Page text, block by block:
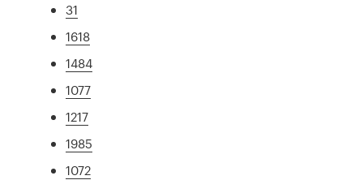
31
1618
1484
1077
1217
1985
1072